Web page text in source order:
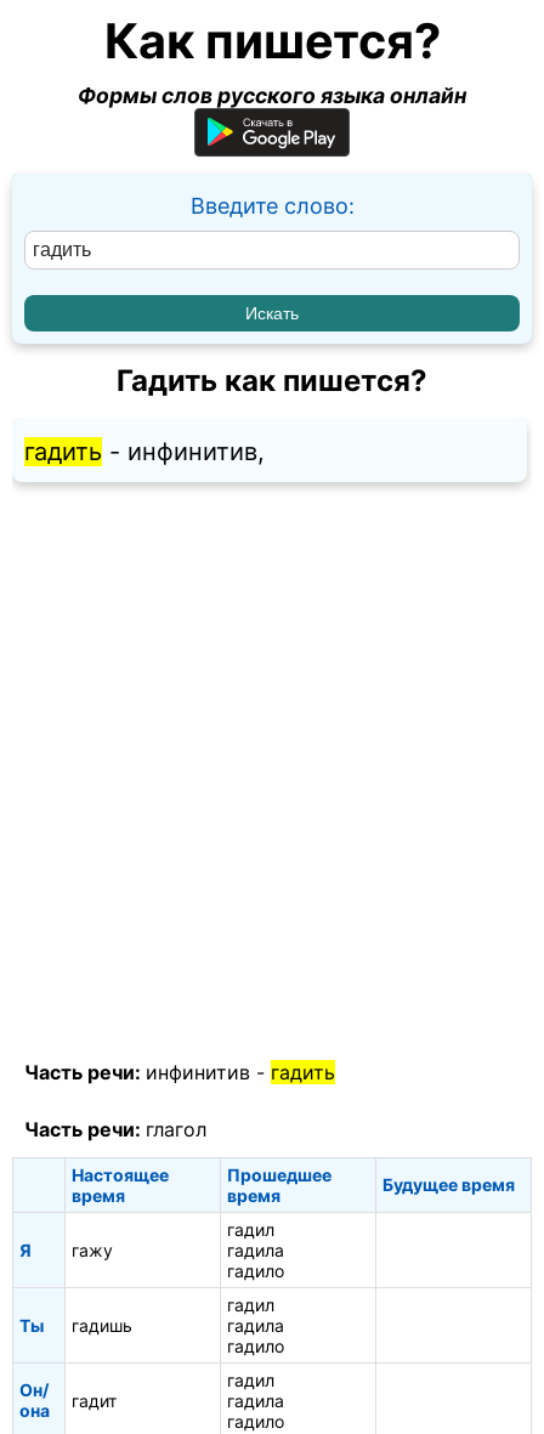
Как пишется?
Формы слов русского языка онлайн
Введите слово:
Гадить как пишется?
гадить - инфинитив,
Часть речи: инфинитив - гадить
Часть речи: глагол
Настоящее
время
Прошедшее
время
Будущее время
Я гажу
гадил
гадила
гадило
Ты гадишь
гадил
гадила
гадило
Он/
она
гадит
гадил
гадила
гадило